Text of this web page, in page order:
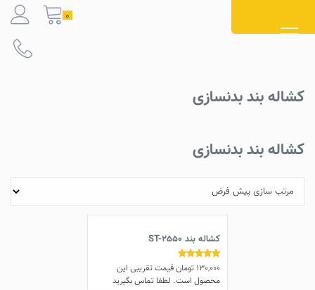
content
0
کشاله بند بدنسازی
کشاله بند بدنسازی
کشاله بند ST-2550
نمره
5.00
از 5
130,000 تومانقیمت تقریبی این
محصول است. لطفا تماس بگیرید